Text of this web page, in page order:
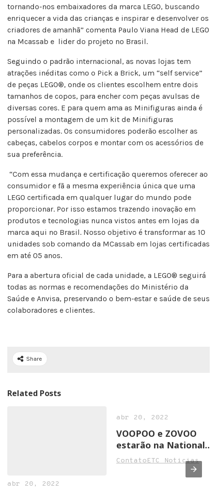
tornando-nos embaixadores da marca LEGO, buscando
enriquecer a vida das crianças e inspirar e desenvolver os
criadores de amanhã” comenta Paulo Viana Head de LEGO
na Mcassab e lider do projeto no Brasil.
Seguindo o padrão internacional, as novas lojas tem
atrações inéditas como o Pick a Brick, um “self service”
de peças LEGO®, onde os clientes escolhem entre dois
tamanhos de copos, para encher com peças avulsas de
diversas cores. E para quem ama as Minifiguras ainda é
possível a montagem de um kit de Minifiguras
personalizadas. Os consumidores poderão escolher as
cabeças, cabelos corpos e montar com os acessórios de
sua preferência.
“Com essa mudança e certificação queremos oferecer ao
consumidor e fã a mesma experiência única que uma
LEGO certificada em qualquer lugar do mundo pode
proporcionar. Por isso estamos trazendo inovação em
produtos e tecnologias nunca vistos antes em lojas da
marca aqui no Brasil. Nosso objetivo é transformar as 10
unidades sob comando da MCassab em lojas certificadas
em até 05 anos.
Para a abertura oficial de cada unidade, a LEGO® seguirá
todas as normas e recomendações do Ministério da
Saúde e Anvisa, preservando o bem-estar e saúde de seus
colaboradores e clientes.
Share
Related Posts
abr 20, 2022
abr 20, 2022
VOOPOO e ZOVOO
estarão na National
Convenience Show
2022 em Birmingham
ContatoETC Noticias